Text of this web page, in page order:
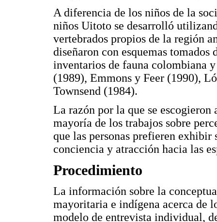
A diferencia de los niños de la
niños Uitoto se desarrolló
vertebrados propios de la región
diseñaron con esquemas
inventarios de fauna colombiana
(1989), Emmons y Feer (1990),
Townsend (1984).
La razón por la que se escogieron
mayoría de los trabajos sobre
que las personas prefieren exhibir
conciencia y atracción hacia las
Procedimiento
La información sobre la
mayoritaria e indígena acerca de
modelo de entrevista individual,